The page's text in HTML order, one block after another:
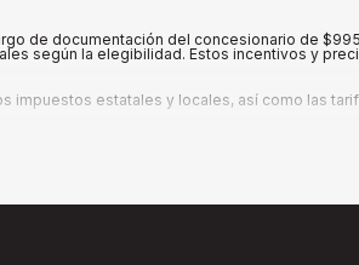
de documentación del concesionario de
según la elegibilidad. Estos incentivos y
impuestos estatales y locales, así como las